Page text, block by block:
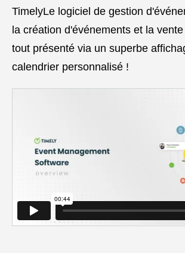
TimelyLe logiciel de gestion
la création d'événements et la
tout présenté via un superbe
calendrier personnalisé !